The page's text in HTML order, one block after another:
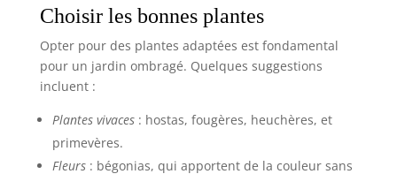
Choisir les bonnes plantes
Opter pour des plantes adaptées est fondamental
pour un jardin ombragé. Quelques suggestions
incluent :
Plantes vivaces: hostas, fougères, heuchères, et
primevères.
Fleurs: bégonias, qui apportent de la couleur sans